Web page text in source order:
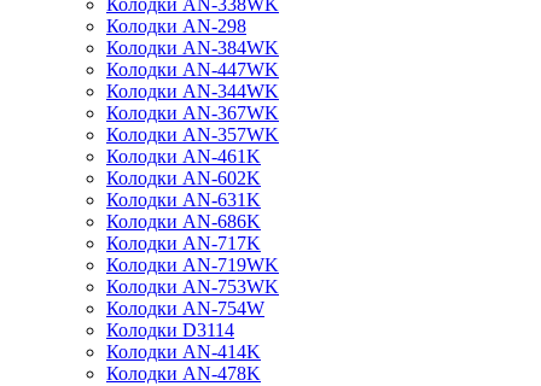
Колодки AN-338WK
Колодки AN-298
Колодки AN-384WK
Колодки AN-447WK
Колодки AN-344WK
Колодки AN-367WK
Колодки AN-357WK
Колодки AN-461K
Колодки AN-602K
Колодки AN-631K
Колодки AN-686K
Колодки AN-717K
Колодки AN-719WK
Колодки AN-753WK
Колодки AN-754W
Колодки D3114
Колодки AN-414K
Колодки AN-478K